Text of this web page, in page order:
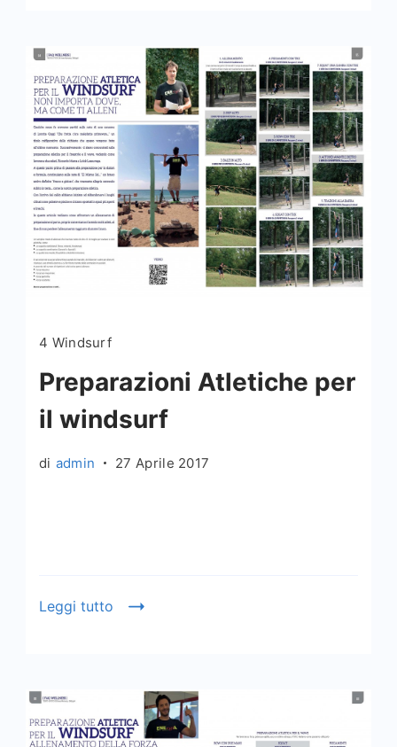
4 Windsurf
Preparazioni Atletiche per
il windsurf
di admin 27 Aprile 2017
Leggi tutto